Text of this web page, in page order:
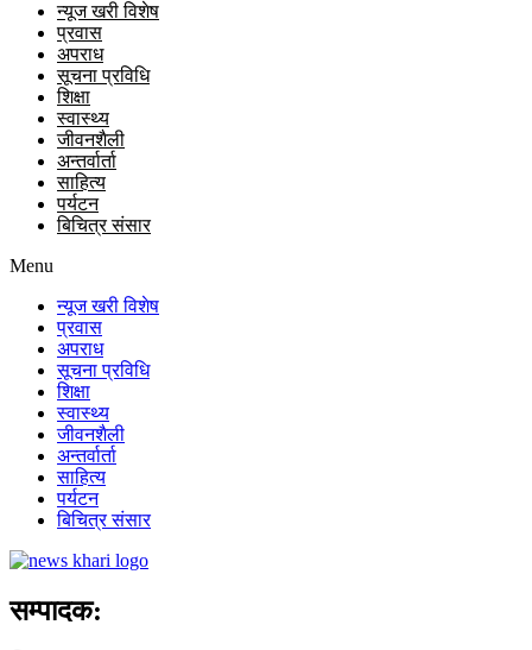
न्यूज खरी विशेष
प्रवास
अपराध
सूचना प्रविधि
शिक्षा
स्वास्थ्य
जीवनशैली
अन्तर्वार्ता
साहित्य
पर्यटन
बिचित्र संसार
Menu
न्यूज खरी विशेष
प्रवास
अपराध
सूचना प्रविधि
शिक्षा
स्वास्थ्य
जीवनशैली
अन्तर्वार्ता
साहित्य
पर्यटन
बिचित्र संसार
सम्पादक: